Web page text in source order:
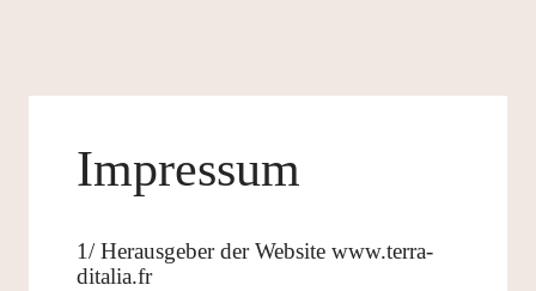
Impressum
1/ Herausgeber der Website www.terra-
ditalia.fr